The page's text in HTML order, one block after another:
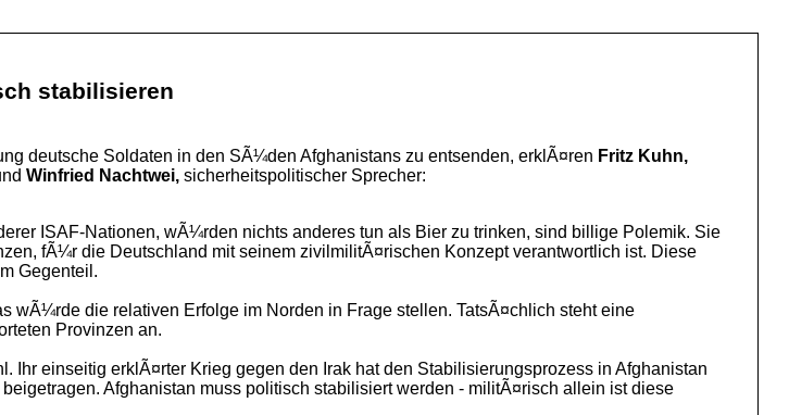
stabilisieren
deutsche Soldaten in den SÃ¼den Afghanistans zu entsenden, erklÃ¤ren Fritz Kuhn,
Winfried Nachtwei, sicherheitspolitischer Sprecher:
ISAF-Nationen, wÃ¼rden nichts anderes tun als Bier zu trinken, sind billige Polemik. Sie
fÃ¼r die Deutschland mit seinem zivilmilitÃ¤rischen Konzept verantwortlich ist. Diese
Gegenteil.
wÃ¼rde die relativen Erfolge im Norden in Frage stellen. TatsÃ¤chlich steht eine
Provinzen an.
einseitig erklÃ¤rter Krieg gegen den Irak hat den Stabilisierungsprozess in Afghanistan
Afghanistan muss politisch stabilisiert werden - militÃ¤risch allein ist diese